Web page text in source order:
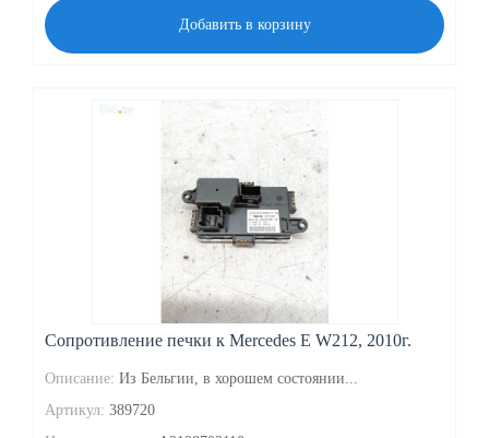
Добавить в корзину
Сопротивление печки к Mercedes E W212, 2010г.
Описание: Из Бельгии, в хорошем состоянии...
Артикул: 389720